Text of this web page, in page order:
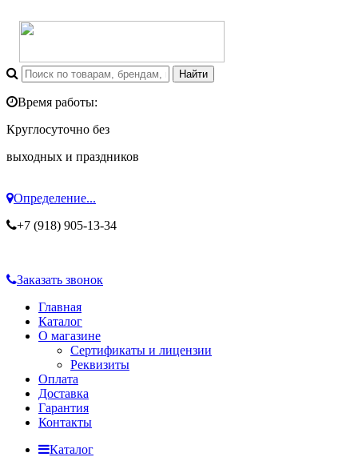
Время работы:
Круглосуточно без
выходных и праздников
Определение...
+7 (918) 905-13-34
Заказать звонок
Главная
Каталог
О магазине
Сертификаты и лицензии
Реквизиты
Оплата
Доставка
Гарантия
Контакты
Каталог